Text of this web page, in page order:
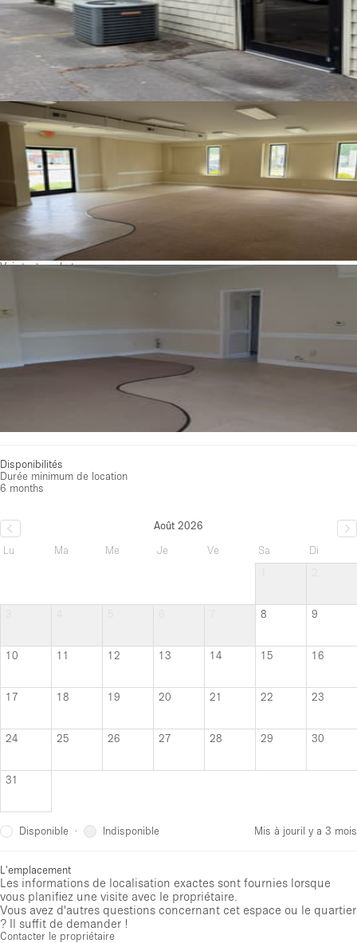
Voir toutes photos
Disponibilités
Durée minimum de location
6 months
Août 2026
Lu
Ma Me Je Ve Sa
Di
8 9
10 11 12 13 14 15 16
17 18 19 20 21 22 23
24 25 26 27 28 29 30
31
Disponible · Indisponible Mis à jouril y a 3 mois
L'emplacement
Les informations de localisation exactes sont fournies lorsque
vous planifiez une visite avec le propriétaire.
Vous avez d'autres questions concernant cet espace ou le quartier
? Il suffit de demander !
Contacter le propriétaire